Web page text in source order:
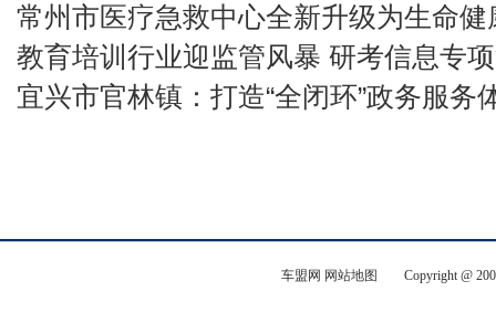
天眼新知 — 寒冬里的温暖商机：冬季“暖经济”
走下神坛？AI玩具领域受到消费者追捧，爆款
一电池回收企业赴港递表已完成5轮融资
常州市医疗急救中心全新升级为生命健
教育培训行业迎监管风暴 研考信息专
宜兴市官林镇：打造“全闭环”政务服务
车盟网 网站地图 Copyright @